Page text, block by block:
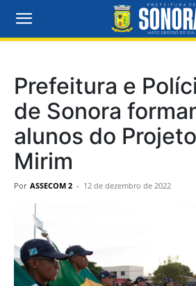
Prefeitura e
de Sonora
alunos do
Mirim
Por ASSECOM 2 - 12 de dezembro de 2022